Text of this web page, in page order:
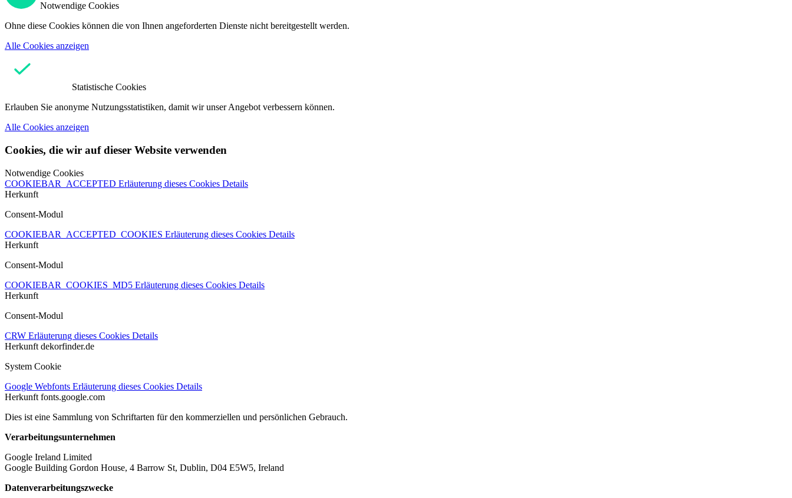
Notwendige Cookies
Ohne diese Cookies können die von Ihnen angeforderten Dienste nicht bereitgestellt werden.
Alle Cookies anzeigen
Statistische Cookies
Erlauben Sie anonyme Nutzungsstatistiken, damit wir unser Angebot verbessern können.
Alle Cookies anzeigen
Cookies, die wir auf dieser Website verwenden
Notwendige Cookies
COOKIEBAR_ACCEPTED Erläuterung dieses Cookies Details
Herkunft
Consent-Modul
COOKIEBAR_ACCEPTED_COOKIES Erläuterung dieses Cookies Details
Herkunft
Consent-Modul
COOKIEBAR_COOKIES_MD5 Erläuterung dieses Cookies Details
Herkunft
Consent-Modul
CRW Erläuterung dieses Cookies Details
Herkunft dekorfinder.de
System Cookie
Google Webfonts Erläuterung dieses Cookies Details
Herkunft fonts.google.com
Dies ist eine Sammlung von Schriftarten für den kommerziellen und persönlichen Gebrauch.
Verarbeitungsunternehmen
Google Ireland Limited
Google Building Gordon House, 4 Barrow St, Dublin, D04 E5W5, Ireland
Datenverarbeitungszwecke